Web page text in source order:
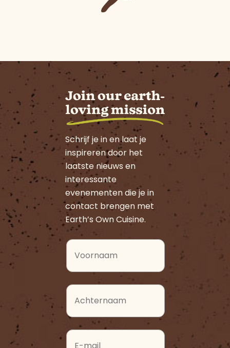
Schrijf je in en laat je
inspireren door het
laatste nieuws en
interessante
evenementen die je in
contact brengen met
Earth’s Own Cuisine.
Name
(Vereist)
Voornaam
Name
(Vereist)
Achternaam
E-